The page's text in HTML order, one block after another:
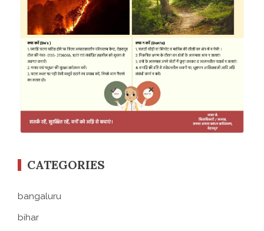
CATEGORIES
bangaluru
bihar